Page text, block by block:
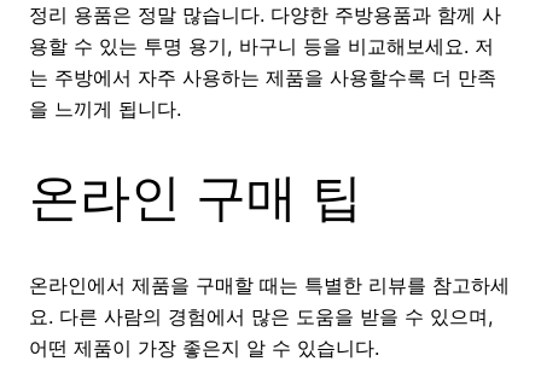
정리 용품은 정말 많습니다. 다양한 주방용품과 함께 사
용할 수 있는 투명 용기, 바구니 등을 비교해보세요. 저
는 주방에서 자주 사용하는 제품을 사용할수록 더 만족
을 느끼게 됩니다.
온라인 구매 팁
온라인에서 제품을 구매할 때는 특별한 리뷰를 참고하세
요. 다른 사람의 경험에서 많은 도움을 받을 수 있으며,
어떤 제품이 가장 좋은지 알 수 있습니다.